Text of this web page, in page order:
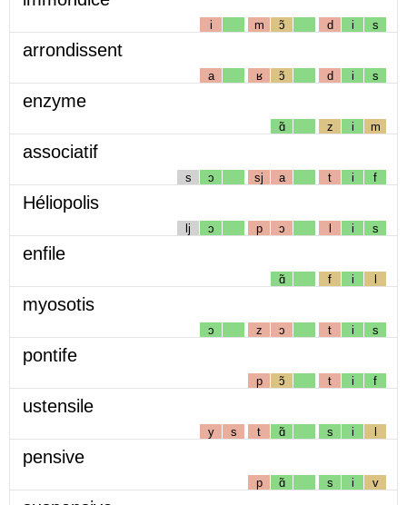
i m ɔ̃ d i s
arrondissent
a ʁ ɔ̃ d i s
enzyme
ɑ̃ z i m
associatif
s ɔ sj a t i f
Héliopolis
lj ɔ p ɔ l i s
enfile
ɑ̃ f i l
myosotis
ɔ z ɔ t i s
pontife
p ɔ̃ t i f
ustensile
y s t ɑ̃ s i l
pensive
p ɑ̃ s i v